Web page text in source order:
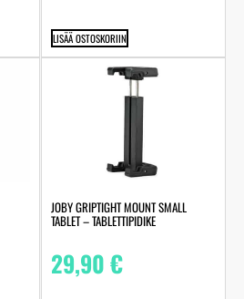
LISÄÄ OSTOSKORIIN
JOBY GRIPTIGHT MOUNT SMALL
TABLET – TABLETTIPIDIKE
29,90€